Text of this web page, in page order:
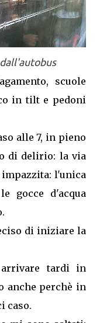
dall'autobus
scuole
in tilt e pedoni
alle 7, in pieno
di delirio: la via
impazzita: l'unica
gocce d'acqua
di iniziare la
arrivare tardi in
anche perchè in
caso.